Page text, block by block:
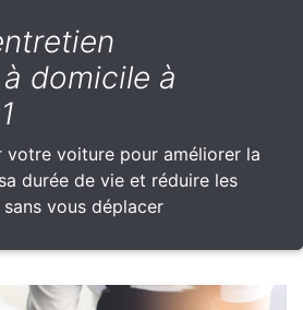
domicile à
votre voiture pour améliorer la
durée de vie et réduire les
vous déplacer